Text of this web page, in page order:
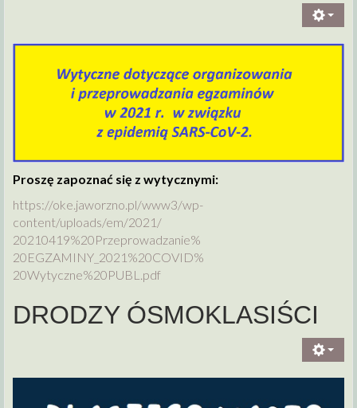
Proszę zapoznać się z wytycznymi:
https://oke.jaworzno.pl/www3/wp-
content/uploads/em/2021/
20210419%20Przeprowadzanie%
20EGZAMINY_2021%20COVID%
20Wytyczne%20PUBL.pdf
DRODZY ÓSMOKLASIŚCI